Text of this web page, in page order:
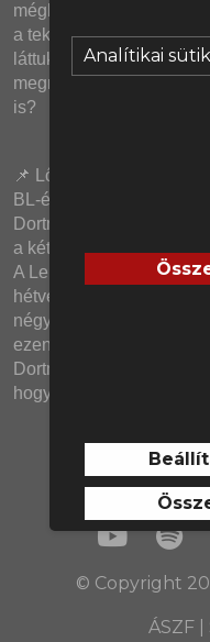
Analítikai sütik
mégha taktikailag kevés
a tekintetben inkább
láttuk. A Barcelona az
megnyerte a La Ligát is.
is?
📌 Lőw Zsolt
BL-ért küzdő német
Dortmundéra!
a két csapat teljesen
A Leipzig négy bajnoki
hétvégi Bayer
négy Bundesliga-
ezen a frenetikusan
Dortmund között? És mi
hogy Xabi Alonso
© Copyright
ÁSZF|